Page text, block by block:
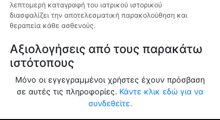
λεπτομερή καταγραφή του ιατρικού ιστορικού
διασφαλίζει την αποτελεσματική παρακολούθηση και
θεραπεία κάθε ασθενούς.
Αξιολογήσεις από τους παρακάτω
ιστότοπους
Μόνο οι εγγεγραμμένοι χρήστες έχουν πρόσβαση
σε αυτές τις πληροφορίες. Κάντε κλικ εδώ για να
συνδεθείτε.